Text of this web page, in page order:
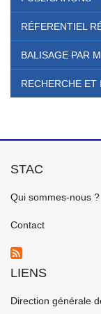
RÉFERENTIEL
BALISAGE PAR
RECHERCHE ET
STAC
GAUCHE
Qui sommes-nous ?
Contact
LIENS
CENTRE
Direction générale